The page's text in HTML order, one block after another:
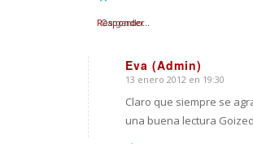
Cargando...
Responder
Eva (Admin)
Dice:
13 enero 2012 en 19:30
Claro que siempre se
una buena lectura